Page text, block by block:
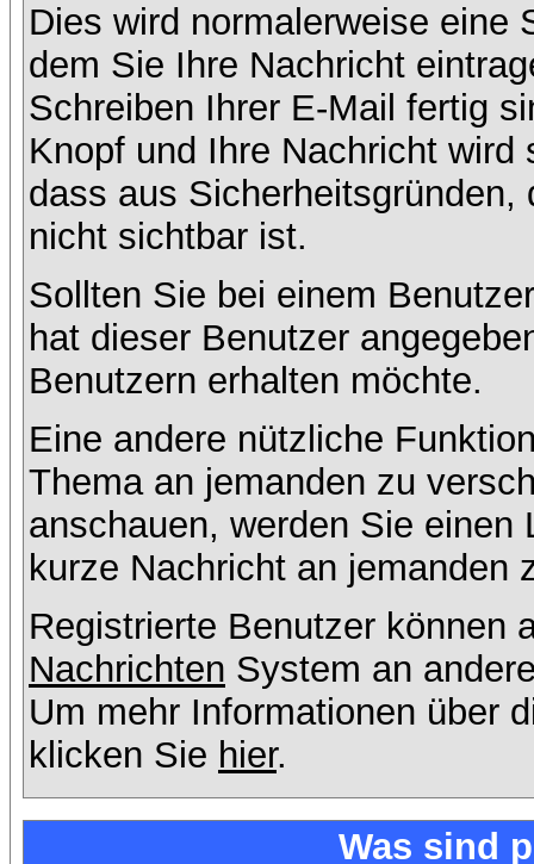
Dies wird normalerweise eine
dem Sie Ihre Nachricht
Schreiben Ihrer E-Mail fertig
Knopf und Ihre Nachricht
dass aus
nicht sichtbar ist.
Sollten Sie bei einem
hat dieser Benutzer
Benutzern erhalten möchte.
Eine andere nützliche
Thema an jemanden zu
anschauen, werden Sie
kurze Nachricht an jemanden
Registrierte Benutzer können
Nachrichten System an
Um mehr Informationen über
klicken Sie hier.
Was sind